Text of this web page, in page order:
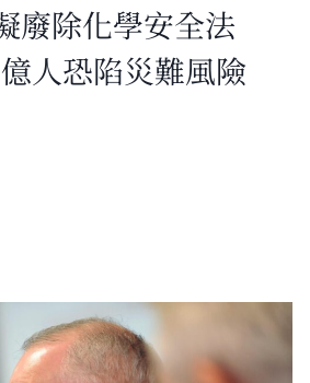
廢除化學安全法
人恐陷災難風險